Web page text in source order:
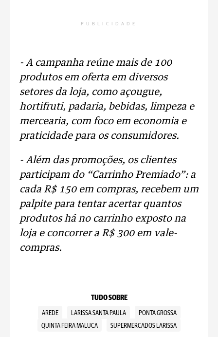
PUBLICIDADE
- A campanha reúne mais de 100
produtos em oferta em diversos
setores da loja, como açougue,
hortifruti, padaria, bebidas, limpeza e
mercearia, com foco em economia e
praticidade para os consumidores.
- Além das promoções, os clientes
participam do “Carrinho Premiado”: a
cada R$ 150 em compras, recebem um
palpite para tentar acertar quantos
produtos há no carrinho exposto na
loja e concorrer a R$ 300 em vale-
compras.
TUDO SOBRE
AREDE LARISSA SANTA PAULA
PONTA GROSSA
QUINTA FEIRA MALUCA
SUPERMERCADOS LARISSA